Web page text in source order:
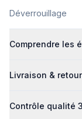
Déverrouillage
Comprendre les
Livraison &
Contrôle qualité